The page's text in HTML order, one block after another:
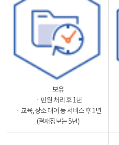
보유
ㆍ민원 처리 후 1년
ㆍ교육, 장소 대여 등 서비스 후 1년
(결재정보는 5년)